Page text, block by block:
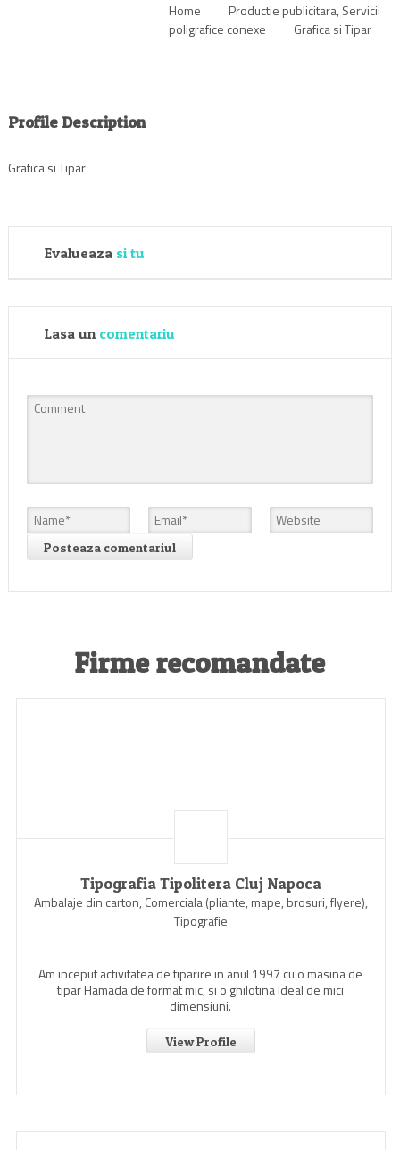
Home Productie publicitara, Servicii
poligrafice conexe
Grafica si Tipar
Profile Description
Grafica si Tipar
Evalueaza si tu
Lasa un comentariu
Firme recomandate
Tipografia Tipolitera Cluj Napoca
Ambalaje din carton, Comerciala (pliante, mape, brosuri, flyere),
Tipografie
Am inceput activitatea de tiparire in anul 1997 cu o masina de
tipar Hamada de format mic, si o ghilotina Ideal de mici
dimensiuni.
View Profile